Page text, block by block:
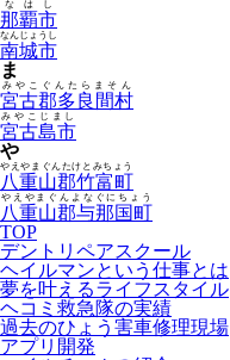
那覇市
なはし
南城市
なんじょうし
ま
宮古郡多良間村
みやこぐんたらまそん
宮古島市
みやこじまし
や
八重山郡竹富町
やえやまぐんたけとみちょう
八重山郡与那国町
やえやまぐんよなぐにちょう
TOP
デントリペアスクール
ヘイルマンという仕事とは
夢を叶えるライフスタイル
ヘコミ救急隊の実績
過去のひょう害車修理現場
アプリ開発